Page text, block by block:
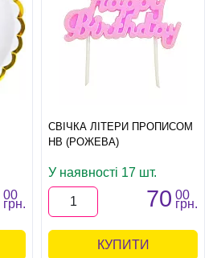
00
грн.
СВІЧКА ЛІТЕРИ ПРОПИСОМ
НВ (РОЖЕВА)
У наявності 17 шт.
70 00
грн.
КУПИТИ